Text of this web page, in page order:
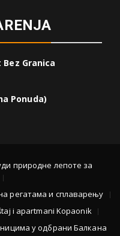
Bez Granica
Ponuda)
природне лепоте за
регатама и сплаварењу
i apartmani Kopaonik
у одбрани Балкана